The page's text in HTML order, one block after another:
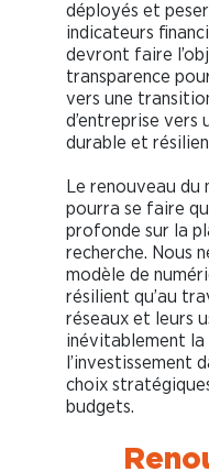
déployés et
indicateurs
devront faire
transparence
vers une
d’entreprise vers
durable et
Le renouveau du
pourra se faire
profonde sur la
recherche. Nous
modèle de
résilient qu’au
réseaux et leurs
inévitablement la
l’investissement
choix
budgets.